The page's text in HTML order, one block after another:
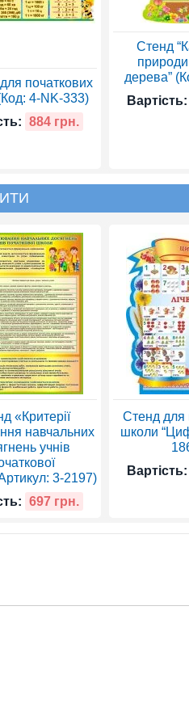
початкових
4-NK-333)
884 грн.
Стенд
дерева”
Вартість:
«Критерії
навчальних
учнів
3-2197)
697 грн.
Стенд для
школи
Вартість: